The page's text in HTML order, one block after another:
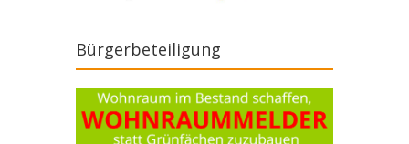
Bürgerbeteiligung